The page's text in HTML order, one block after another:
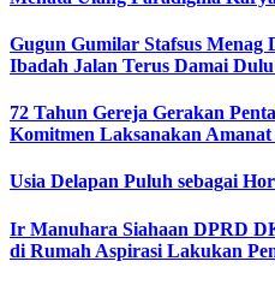
Gugun Gumilar Stafsus Menag
Ibadah Jalan Terus Damai
72 Tahun Gereja Gerakan
Komitmen Laksanakan
Usia Delapan Puluh sebagai
Ir Manuhara Siahaan DPRD
di Rumah Aspirasi Lakukan